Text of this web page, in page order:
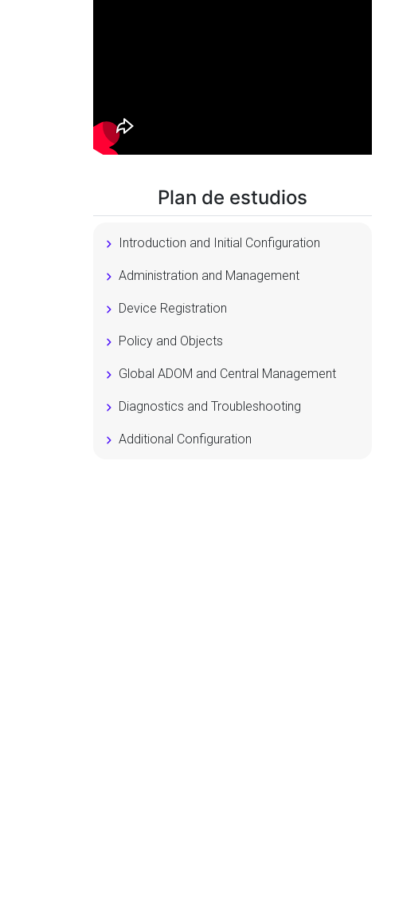
Plan de estudios
Introduction and Initial Configuration
Administration and Management
Device Registration
Policy and Objects
Global ADOM and Central Management
Diagnostics and Troubleshooting
Additional Configuration